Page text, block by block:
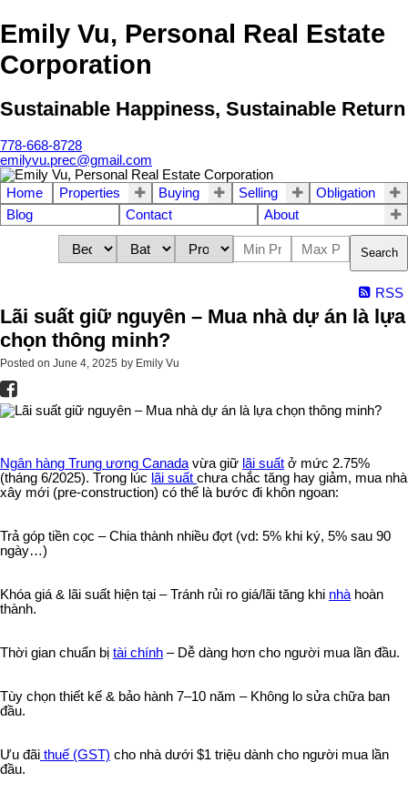
Emily Vu, Personal Real Estate
Corporation
Sustainable Happiness, Sustainable Return
778-668-8728
emilyvu.prec@gmail.com
Home Properties Buying Selling
Obligation
Blog
Contact About
Search
RSS
Lãi suất giữ nguyên – Mua nhà dự án là lựa
chọn thông minh?
Posted on June 4, 2025 by Emily Vu
Ngân hàng Trung ương Canada vừa giữ lãi suất ở mức 2.75%
(tháng 6/2025). Trong lúc lãi suất chưa chắc tăng hay giảm, mua nhà
xây mới (pre-construction) có thể là bước đi khôn ngoan:
Trả góp tiền cọc – Chia thành nhiều đợt (vd: 5% khi ký, 5% sau 90
ngày…)
Khóa giá & lãi suất hiện tại – Tránh rủi ro giá/lãi tăng khi nhà hoàn
thành.
Thời gian chuẩn bị tài chính – Dễ dàng hơn cho người mua lần đầu.
Tùy chọn thiết kế & bảo hành 7–10 năm – Không lo sửa chữa ban
đầu.
Ưu đãi thuế (GST) cho nhà dưới $1 triệu dành cho người mua lần
đầu.